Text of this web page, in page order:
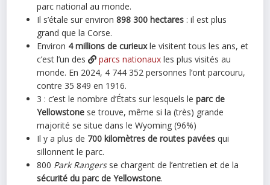
parc national au monde.
Il s’étale sur environ898 300 hectares : il est plus
grand que la Corse.
Environ 4 millions de curieuxle visitent tous les ans, et
c’est l’un des
parcs nationaux les plus visités au
monde. En 2024, 4 744 352 personnes l’ont parcouru,
contre 35 849 en 1916.
3 : c’est le nombre d’États sur lesquels leparc de
Yellowstone se trouve, même si la (très) grande
majorité se situe dans le Wyoming (96%)
Il y a plus de 700 kilomètres de routes pavées qui
sillonnent le parc.
800 Park Rangersse chargent de l’entretien et de la
sécurité du parc de Yellowstone.